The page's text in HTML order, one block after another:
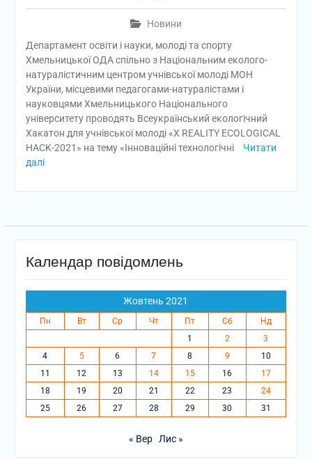
Новини
Департамент освіти і науки, молоді та спорту
Хмельницької ОДА спільно з Національним еколого-
натуралістичним центром учнівської молоді МОН
України, місцевими педагогами-натуралістами і
науковцями Хмельницького Національного
університету проводять Всеукраїнський екологічний
Хакатон для учнівської молоді «X REALITY ECOLOGICAL
HACK-2021» на тему «Інноваційні технологічні
Читати
далі
Календар повідомлень
Жовтень 2021
Пн Вт Ср Чт Пт Сб
Нд
1
2
3
4
5 6 7 8 9
10
11
12 13 14 15 16
17
18
19 20 21 22 23
24
25
26 27 28 29 30 31
« Вер Лис »